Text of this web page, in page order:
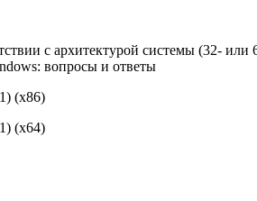
с архитектурой системы (32-
вопросы и ответы
(x86)
(x64)